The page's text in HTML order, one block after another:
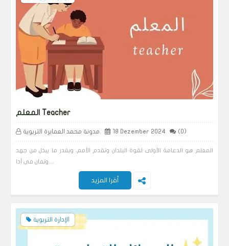
المعلم Teacher
18 Dezember 2024 (0)
المعلم هو الدعامة الأولى لقوة البلدان وتقدم الأمم، وبقدر ما يبذل من جهد
أقرا المزيد
الإدارة التربوية